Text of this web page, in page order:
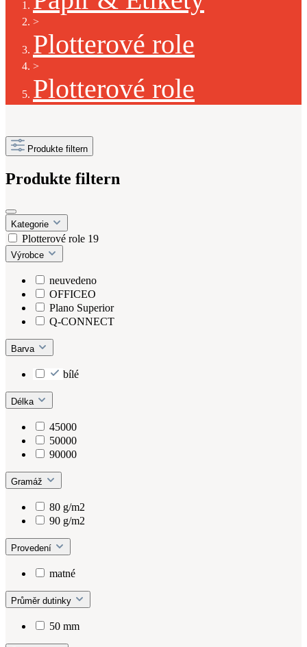
>
Plotterové role
>
Plotterové role
Produkte filtern
Produkte filtern
Kategorie
Plotterové role 19
Výrobce
neuvedeno
OFFICEO
Plano Superior
Q-CONNECT
Barva
bílé
Délka
45000
50000
90000
Gramáž
80 g/m2
90 g/m2
Provedení
matné
Průměr dutinky
50 mm